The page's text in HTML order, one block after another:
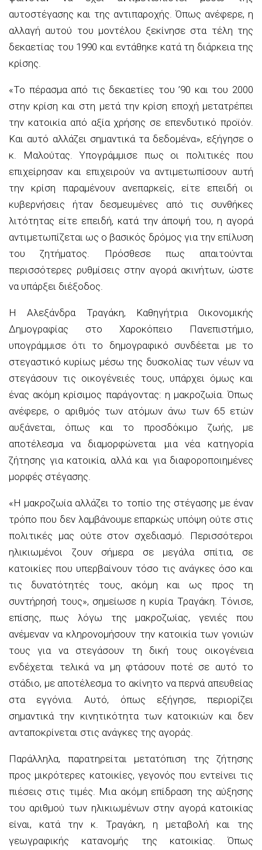
αυτοστέγασης και της αντιπαροχής. Όπως ανέφερε, η
αλλαγή αυτού του μοντέλου ξεκίνησε στα τέλη της
δεκαετίας του 1990 και εντάθηκε κατά τη διάρκεια της
κρίσης.
«Το πέρασμα από τις δεκαετίες του ’90 και του 2000
στην κρίση και στη μετά την κρίση εποχή μετατρέπει
την κατοικία από αξία χρήσης σε επενδυτικό προϊόν.
Και αυτό αλλάζει σημαντικά τα δεδομένα», εξήγησε ο
κ. Μαλούτας. Υπογράμμισε πως οι πολιτικές που
επιχείρησαν και επιχειρούν να αντιμετωπίσουν αυτή
την κρίση παραμένουν ανεπαρκείς, είτε επειδή οι
κυβερνήσεις ήταν δεσμευμένες από τις συνθήκες
λιτότητας είτε επειδή, κατά την άποψή του, η αγορά
αντιμετωπίζεται ως ο βασικός δρόμος για την επίλυση
του ζητήματος. Πρόσθεσε πως απαιτούνται
περισσότερες ρυθμίσεις στην αγορά ακινήτων, ώστε
να υπάρξει διέξοδος.
Η Αλεξάνδρα Τραγάκη, Καθηγήτρια Οικονομικής
Δημογραφίας στο Χαροκόπειο Πανεπιστήμιο,
υπογράμμισε ότι το δημογραφικό συνδέεται με το
στεγαστικό κυρίως μέσω της δυσκολίας των νέων να
στεγάσουν τις οικογένειές τους, υπάρχει όμως και
ένας ακόμη κρίσιμος παράγοντας: η μακροζωία. Όπως
ανέφερε, ο αριθμός των ατόμων άνω των 65 ετών
αυξάνεται, όπως και το προσδόκιμο ζωής, με
αποτέλεσμα να διαμορφώνεται μια νέα κατηγορία
ζήτησης για κατοικία, αλλά και για διαφοροποιημένες
μορφές στέγασης.
«Η μακροζωία αλλάζει το τοπίο της στέγασης με έναν
τρόπο που δεν λαμβάνουμε επαρκώς υπόψη ούτε στις
πολιτικές μας ούτε στον σχεδιασμό. Περισσότεροι
ηλικιωμένοι ζουν σήμερα σε μεγάλα σπίτια, σε
κατοικίες που υπερβαίνουν τόσο τις ανάγκες όσο και
τις δυνατότητές τους, ακόμη και ως προς τη
συντήρησή τους», σημείωσε η κυρία Τραγάκη. Τόνισε,
επίσης, πως λόγω της μακροζωίας, γενιές που
ανέμεναν να κληρονομήσουν την κατοικία των γονιών
τους για να στεγάσουν τη δική τους οικογένεια
ενδέχεται τελικά να μη φτάσουν ποτέ σε αυτό το
στάδιο, με αποτέλεσμα το ακίνητο να περνά απευθείας
στα εγγόνια. Αυτό, όπως εξήγησε, περιορίζει
σημαντικά την κινητικότητα των κατοικιών και δεν
ανταποκρίνεται στις ανάγκες της αγοράς.
Παράλληλα, παρατηρείται μετατόπιση της ζήτησης
προς μικρότερες κατοικίες, γεγονός που εντείνει τις
πιέσεις στις τιμές. Μια ακόμη επίδραση της αύξησης
του αριθμού των ηλικιωμένων στην αγορά κατοικίας
είναι, κατά την κ. Τραγάκη, η μεταβολή και της
γεωγραφικής κατανομής της κατοικίας. Όπως